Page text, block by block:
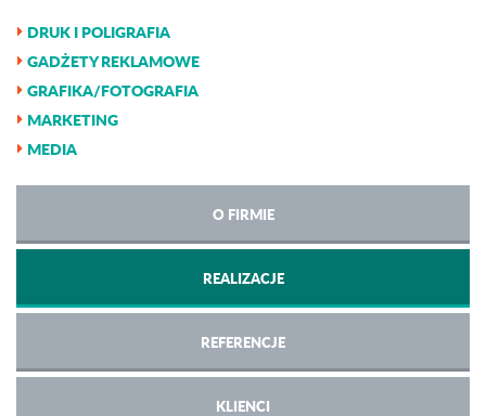
DRUK I POLIGRAFIA
GADŻETY REKLAMOWE
GRAFIKA/FOTOGRAFIA
MARKETING
MEDIA
O FIRMIE
REALIZACJE
REFERENCJE
KLIENCI